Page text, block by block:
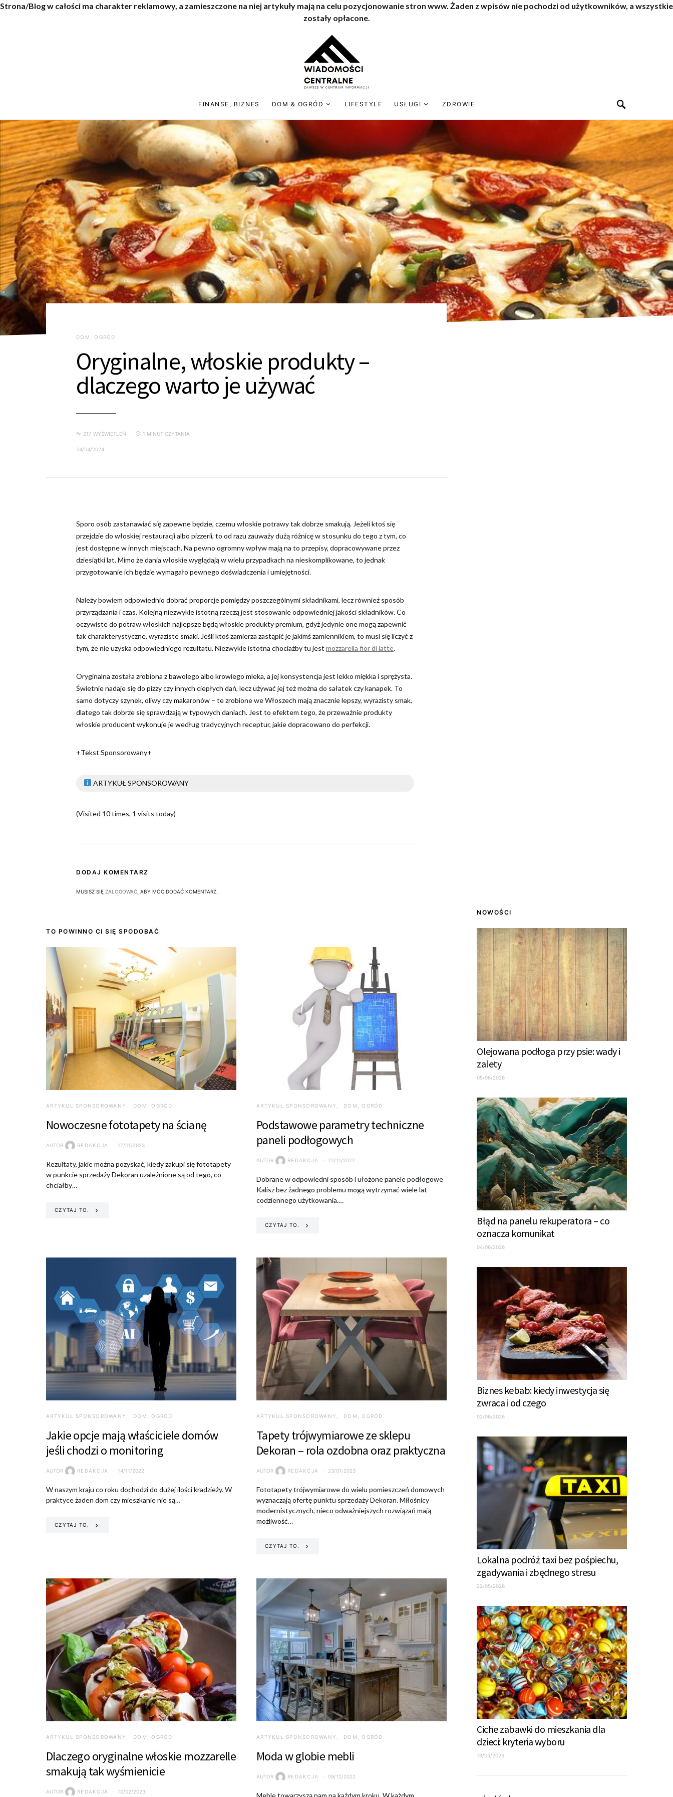
Strona/Blog w całości ma charakter reklamowy, a zamieszczone na niej artykuły mają na celu pozycjonowanie stron www. Żaden z wpisów nie pochodzi od użytkowników, a wszystkie
zostały opłacone.
FINANSE, BIZNES DOM & OGRÓD LIFESTYLE USŁUGI ZDROWIE
DOM, OGRÓD
Oryginalne, włoskie produkty –
dlaczego warto je używać
217 WYŚWIETLEŃ 1 MINUT CZYTANIA
24/04/2024
Sporo osób zastanawiać się zapewne będzie, czemu włoskie potrawy tak dobrze smakują. Jeżeli ktoś się
przejdzie do włoskiej restauracji albo pizzerii, to od razu zauważy dużą różnicę w stosunku do tego z tym, co
jest dostępne w innych miejscach. Na pewno ogromny wpływ mają na to przepisy, dopracowywane przez
dziesiątki lat. Mimo że dania włoskie wyglądają w wielu przypadkach na nieskomplikowane, to jednak
przygotowanie ich będzie wymagało pewnego doświadczenia i umiejętności.
Należy bowiem odpowiednio dobrać proporcje pomiędzy poszczególnymi składnikami, lecz również sposób
przyrządzania i czas. Kolejną niezwykle istotną rzeczą jest stosowanie odpowiedniej jakości składników. Co
oczywiste do potraw włoskich najlepsze będą włoskie produkty premium, gdyż jedynie one mogą zapewnić
tak charakterystyczne, wyraziste smaki. Jeśli ktoś zamierza zastąpić je jakimś zamiennikiem, to musi się liczyć z
tym, że nie uzyska odpowiedniego rezultatu. Niezwykle istotna chociażby tu jest mozzarella fior di latte.
Oryginalna została zrobiona z bawolego albo krowiego mleka, a jej konsystencja jest lekko miękka i sprężysta.
Świetnie nadaje się do pizzy czy innych ciepłych dań, lecz używać jej też można do sałatek czy kanapek. To
samo dotyczy szynek, oliwy czy makaronów – te zrobione we Włoszech mają znacznie lepszy, wyrazisty smak,
dlatego tak dobrze się sprawdzają w typowych daniach. Jest to efektem tego, że przeważnie produkty
włoskie producent wykonuje je według tradycyjnych receptur, jakie dopracowano do perfekcji.
+Tekst Sponsorowany+
ARTYKUŁ SPONSOROWANY
(Visited 10 times, 1 visits today)
DODAJ KOMENTARZ
MUSISZ SIĘ ZALOGOWAĆ , ABY MÓC DODAĆ KOMENTARZ.
TO POWINNO CI SIĘ SPODOBAĆ
ARTYKUŁ SPONSOROWANY DOM, OGRÓD
Nowoczesne fototapety na ścianę
AUTOR REDAKCJA 17/01/2023
Rezultaty, jakie można pozyskać, kiedy zakupi się fototapety
w punkcie sprzedaży Dekoran uzależnione są od tego, co
chciałby…
CZYTAJ TO.
ARTYKUŁ SPONSOROWANY DOM, OGRÓD
Podstawowe parametry techniczne
paneli podłogowych
AUTOR REDAKCJA 22/11/2022
Dobrane w odpowiedni sposób i ułożone panele podłogowe
Kalisz bez żadnego problemu mogą wytrzymać wiele lat
codziennego użytkowania.…
CZYTAJ TO.
ARTYKUŁ SPONSOROWANY DOM, OGRÓD
Jakie opcje mają właściciele domów
jeśli chodzi o monitoring
AUTOR REDAKCJA 14/11/2022
W naszym kraju co roku dochodzi do dużej ilości kradzieży. W
praktyce żaden dom czy mieszkanie nie są…
CZYTAJ TO.
ARTYKUŁ SPONSOROWANY DOM, OGRÓD
Tapety trójwymiarowe ze sklepu
Dekoran – rola ozdobna oraz praktyczna
AUTOR REDAKCJA 23/01/2023
Fototapety trójwymiarowe do wielu pomieszczeń domowych
wyznaczają ofertę punktu sprzedaży Dekoran. Miłośnicy
modernistycznych, nieco odważniejszych rozwiązań mają
możliwość…
CZYTAJ TO.
ARTYKUŁ SPONSOROWANY DOM, OGRÓD
Dlaczego oryginalne włoskie mozzarelle
smakują tak wyśmienicie
AUTOR REDAKCJA 10/02/2023
ARTYKUŁ SPONSOROWANY DOM, OGRÓD
Moda w globie mebli
AUTOR REDAKCJA 09/12/2022
Meble towarzyszą nam na każdym kroku. W każdym
NOWOŚCI
Olejowana podłoga przy psie: wady i
zalety
05/06/2026
Błąd na panelu rekuperatora – co
oznacza komunikat
04/06/2026
Biznes kebab: kiedy inwestycja się
zwraca i od czego
02/06/2026
Lokalna podróż taxi bez pośpiechu,
zgadywania i zbędnego stresu
22/05/2026
Ciche zabawki do mieszkania dla
dzieci: kryteria wyboru
19/05/2026